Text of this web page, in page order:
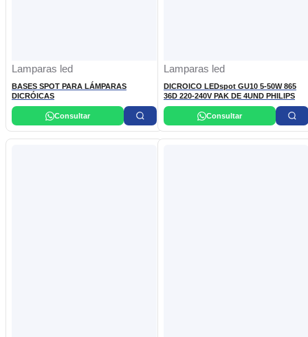
Lamparas led
BASES SPOT PARA LÁMPARAS
DICRÓICAS
Consultar
Lamparas led
DICROICO LEDspot GU10 5-50W 865
36D 220-240V PAK DE 4UND PHILIPS
Consultar